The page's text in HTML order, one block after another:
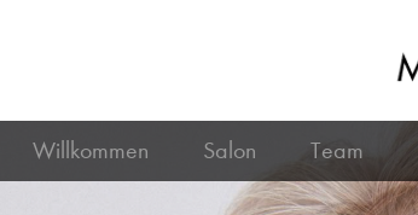
Willkommen Salon Team